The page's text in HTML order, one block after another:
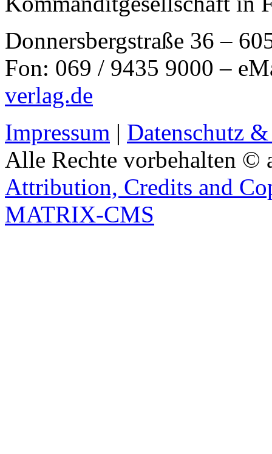
Donnersbergstraße 36 –
Fon: 069 / 9435 9000 –
verlag.de
Impressum | Datenschutz
Alle Rechte vorbehalten ©
Attribution, Credits and
MATRIX-CMS